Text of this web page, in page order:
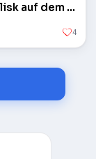
Der Obelisk auf dem Petersplatz im Vatikan
4